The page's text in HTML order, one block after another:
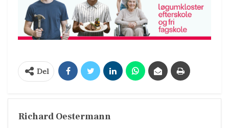
Del
Richard Oestermann